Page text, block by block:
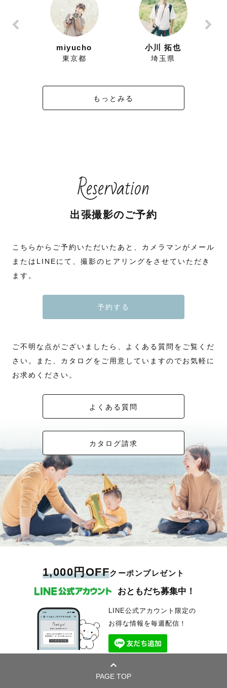
miyucho
東京都
小川 拓也
埼玉県
もっとみる
Reservation
出張撮影のご予約
こちらからご予約いただいたあと、カメラマンがメール
またはLINEにて、撮影のヒアリングをさせていただき
ます。
予約する
ご不明な点がございましたら、よくある質問をご覧くだ
さい。また、カタログをご用意していますのでお気軽に
お求めください。
よくある質問
カタログ請求
1,000円OFFクーポンプレゼント
おともだち募集中！
LINE公式アカウント限定の
お得な情報を毎週配信！
PAGE TOP